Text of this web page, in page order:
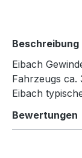
Beschreibung
Eibach
Fahrzeugs ca.
Eibach
Bewertungen